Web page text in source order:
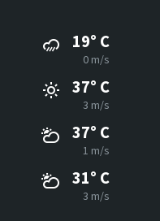
19° C
0 m/s
37° C
3 m/s
37° C
1 m/s
31° C
3 m/s